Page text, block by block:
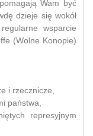
Wam być
dzieje się wokół
wsparcie
(Wolne Konopie)
i rzecznicze,
państwa,
represyjnym